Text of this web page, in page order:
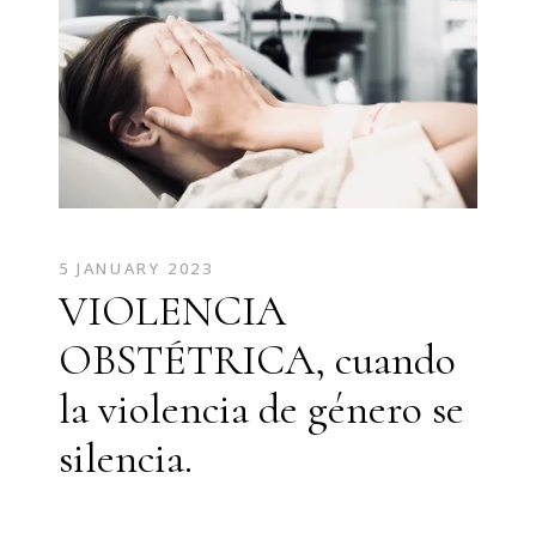
5 JANUARY 2023
VIOLENCIA
OBSTÉTRICA, cuando
la violencia de género se
silencia.